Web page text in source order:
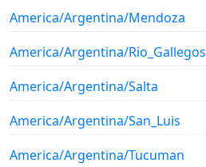
America/Argentina/Mendoza
America/Argentina/Rio_Gallegos
America/Argentina/Salta
America/Argentina/San_Luis
America/Argentina/Tucuman